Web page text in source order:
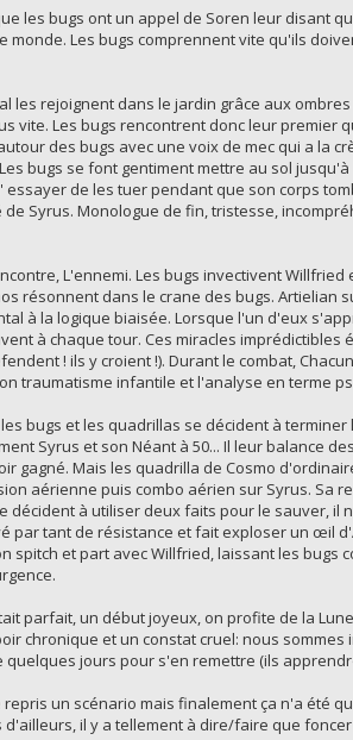
les bugs ont un appel de Soren leur disant
monde. Les bugs comprennent vite qu'ils
les rejoignent dans le jardin grâce aux
vite. Les bugs rencontrent donc leur premier
des bugs avec une voix de mec qui a la
bugs se font gentiment mettre au sol
essayer de les tuer pendant que son corps
de Syrus. Monologue de fin, tristesse,
L'ennemi. Les bugs invectivent
résonnent dans le crane des bugs. Artielian
à la logique biaisée. Lorsque l'un d'eux
à chaque tour. Ces miracles
! ils y croient !). Durant le combat,
traumatisme infantile et l'analyse en terme
bugs et les quadrillas se décident à
Syrus et son Néant à 50... Il leur balance
gagné. Mais les quadrilla de Cosmo
aérienne puis combo aérien sur Syrus. Sa
décident à utiliser deux faits pour le sauver,
par tant de résistance et fait exploser un œil
spitch et part avec Willfried, laissant les
parfait, un début joyeux, on profite de la
chronique et un constat cruel: nous
quelques jours pour s'en remettre (ils
un scénario mais finalement ça n'a été
il y a tellement à dire/faire que